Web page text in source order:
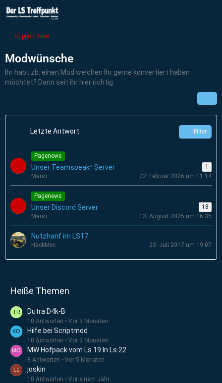
Support Area
Modwünsche
Ihr habt zb. einen Mod welchen Ihr gerne konvertiert haben
möchtet? Dann seit ihr hier richtig
Letzte Antwort Filter
Pagenews
Unser Teamspeak³ Server
1
Mario
22. Februar 2026 um 11:14
Pagenews
Unser Discord Server
18
Mario
13. August 2025 um 16:35
Nutzhanf im LS17
HackMec 23. Juli 2017 um 19:07
Heiße Themen
Dutra D4k-B
10 Antworten Vor 3 Monaten
Hilfe bei Scriptmod
10 Antworten Vor 3 Monaten
MW Hofpack vom Ls 19 In Ls 22
8 Antworten Vor 5 Monaten
joskin
18 Antworten Vor einem Jahr